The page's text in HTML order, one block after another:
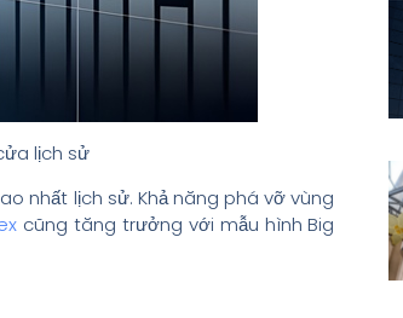
lịch sử
nhất lịch sử. Khả năng phá vỡ vùng
cũng tăng trưởng với mẫu hình Big